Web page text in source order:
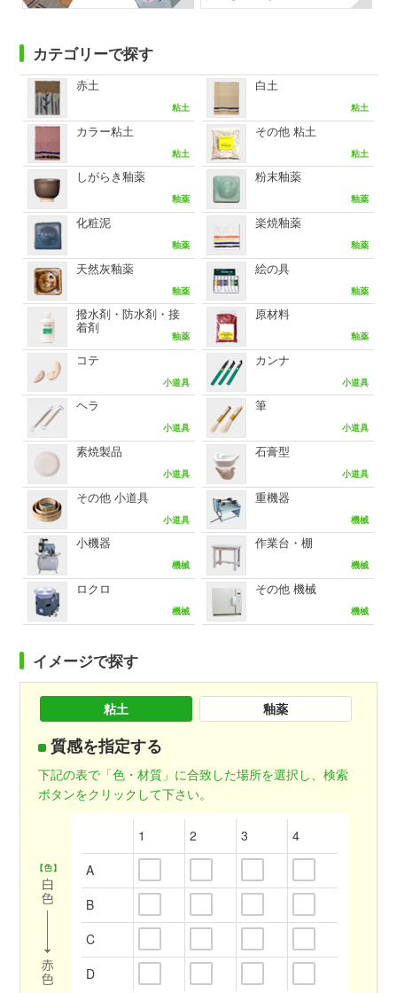
カテゴリーで探す
赤土
粘土
白土
粘土
カラー粘土
粘土
その他 粘土
粘土
しがらき釉薬
釉薬
粉末釉薬
釉薬
化粧泥
釉薬
楽焼釉薬
釉薬
天然灰釉薬
釉薬
絵の具
釉薬
撥水剤・防水剤・接
着剤
釉薬
原材料
釉薬
コテ
小道具
カンナ
小道具
ヘラ
小道具
筆
小道具
素焼製品
小道具
石膏型
小道具
その他 小道具
小道具
重機器
機械
小機器
機械
作業台・棚
機械
ロクロ
機械
その他 機械
機械
イメージで探す
粘土 釉薬
質感を指定する
下記の表で「色・材質」に合致した場所を選択し、検索
ボタンをクリックして下さい。
1 2 3
4
A
B
C
D